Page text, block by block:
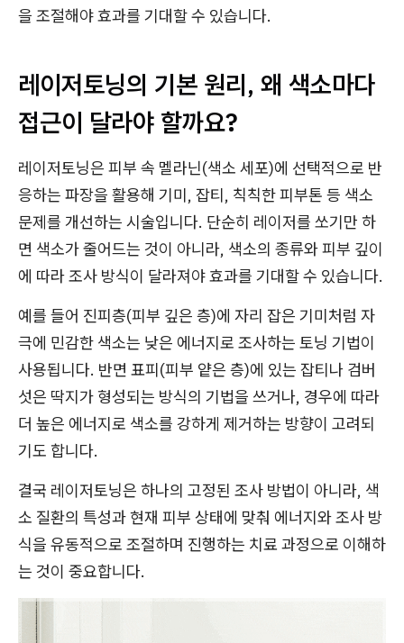
을 조절해야 효과를 기대할 수 있습니다.
레이저토닝의 기본 원리, 왜 색소마다
접근이 달라야 할까요?
레이저토닝은 피부 속 멜라닌(색소 세포)에 선택적으로 반
응하는 파장을 활용해 기미, 잡티, 칙칙한 피부톤 등 색소
문제를 개선하는 시술입니다. 단순히 레이저를 쏘기만 하
면 색소가 줄어드는 것이 아니라, 색소의 종류와 피부 깊이
에 따라 조사 방식이 달라져야 효과를 기대할 수 있습니다.
예를 들어 진피층(피부 깊은 층)에 자리 잡은 기미처럼 자
극에 민감한 색소는 낮은 에너지로 조사하는 토닝 기법이
사용됩니다. 반면 표피(피부 얕은 층)에 있는 잡티나 검버
섯은 딱지가 형성되는 방식의 기법을 쓰거나, 경우에 따라
더 높은 에너지로 색소를 강하게 제거하는 방향이 고려되
기도 합니다.
결국 레이저토닝은 하나의 고정된 조사 방법이 아니라, 색
소 질환의 특성과 현재 피부 상태에 맞춰 에너지와 조사 방
식을 유동적으로 조절하며 진행하는 치료 과정으로 이해하
는 것이 중요합니다.